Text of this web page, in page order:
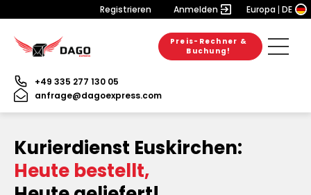
Registrieren Anmelden Europa DE
Preis-Rechner &
Buchung!
+49 335 277 130 05
anfrage@dagoexpress.com
Kurierdienst Euskirchen:
Heute bestellt,